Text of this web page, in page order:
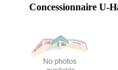
Concessionnaire U-